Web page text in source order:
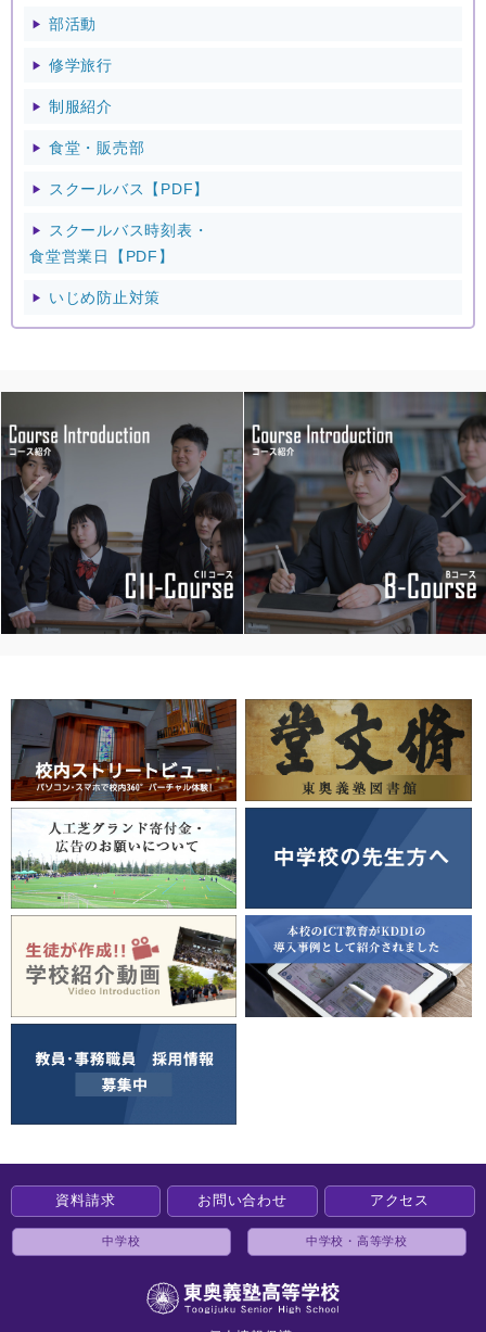
▶ 部活動
▶ 修学旅行
▶ 制服紹介
▶ 食堂・販売部
▶ スクールバス【PDF】
▶
スクールバス時刻表・
食堂営業日【PDF】
▶ いじめ防止対策
資料請求 お問い合わせ アクセス
中学校 中学校・高等学校